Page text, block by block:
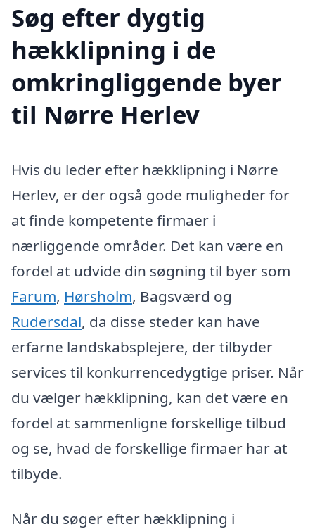
Søg efter dygtig
hækklipning i de
omkringliggende byer
til Nørre Herlev
Hvis du leder efter hækklipning i Nørre
Herlev, er der også gode muligheder for
at finde kompetente firmaer i
nærliggende områder. Det kan være en
fordel at udvide din søgning til byer som
Farum, Hørsholm, Bagsværd og
Rudersdal, da disse steder kan have
erfarne landskabsplejere, der tilbyder
services til konkurrencedygtige priser. Når
du vælger hækklipning, kan det være en
fordel at sammenligne forskellige tilbud
og se, hvad de forskellige firmaer har at
tilbyde.
Når du søger efter hækklipning i